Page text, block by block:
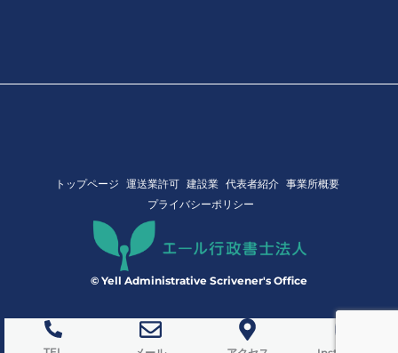
トップページ 運送業許可 建設業 代表者紹介 事業所概要
プライバシーポリシー
© Yell Administrative Scrivener's Office